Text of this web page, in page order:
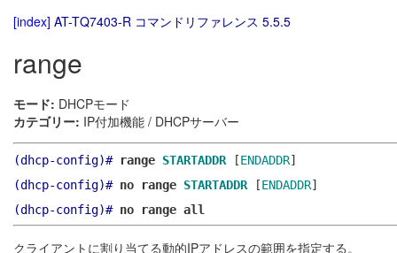
[index] AT-TQ7403-R コマンドリファレンス 5.5.5
range
モード: DHCPモード
カテゴリー: IP付加機能 / DHCPサーバー
(dhcp-config)# range STARTADDR [ENDADDR]
(dhcp-config)# no range STARTADDR [ENDADDR]
(dhcp-config)# no range all
クライアントに割り当てる動的IPアドレスの範囲を指定する。